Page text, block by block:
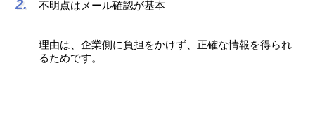
不明点はメール確認が基本
理由は、企業側に負担をかけず、正確な情報を得られ
るためです。